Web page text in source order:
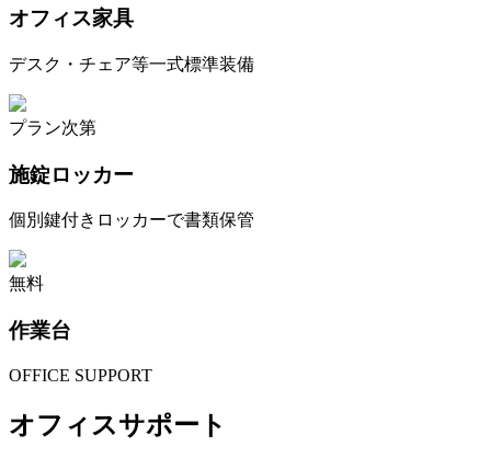
オフィス家具
デスク・チェア等一式標準装備
プラン次第
施錠ロッカー
個別鍵付きロッカーで書類保管
無料
作業台
OFFICE SUPPORT
オフィスサポート